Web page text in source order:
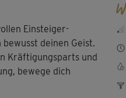
R
Einsteiger-
deinen Geist.
Kräftigungsparts und
bewege dich